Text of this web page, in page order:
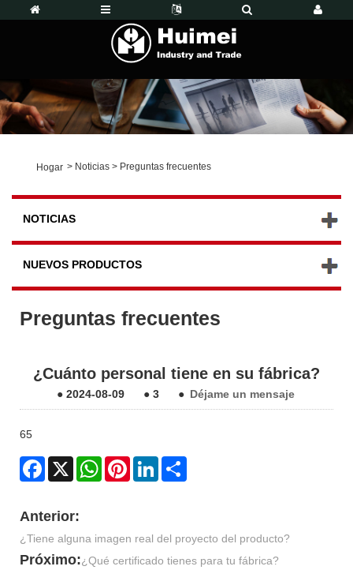
Hogar > Noticias > Preguntas frecuentes
NOTICIAS
NUEVOS PRODUCTOS
Preguntas frecuentes
¿Cuánto personal tiene en su fábrica?
● 2024-08-09 ● 3 ● Déjame un mensaje
65
Facebook
X WhatsAppPinterestLinkedIn
Anterior:
¿Tiene alguna imagen real del proyecto del producto?
Próximo:¿Qué certificado tienes para tu fábrica?